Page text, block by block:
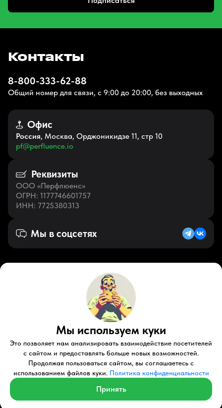
Контакты
8-800-333-62-88
Общий номер для связи, с 9:00 до 20:00, без выходных
Офис
Россия, Москва, Орджоникидзе 11, стр 10
pf@perfluence.io
Реквизиты
ООО «Перфлюенс»
ОГРН: 1177746601757
ИНН: 7725380313
Мы в соцсетях
Русский (RU)
ZenYoutubeTelegramTiktokКонтакты
Правовые документыУсловия использования
Пользовательское соглашение
© 2026 Perfluence LLC Все права защищены.
Политика конфиденциальности
Мы используем куки
Это позволяет нам анализировать взаимодействие посетителей
с сайтом и предоставлять больше новых возможностей.
Продолжая пользоваться сайтом, вы соглашаетесь с
использованием файлов куки. Политика конфиденциальности
Принять